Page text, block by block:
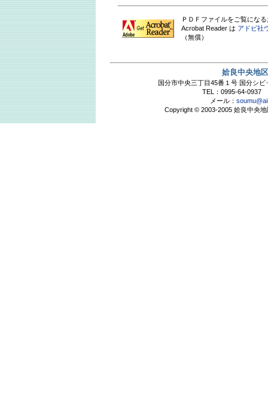
ＰＤＦファイルをご覧にな
Acrobat Reader は アドビ社
（無償）
姶良中央地
国分市中央三丁目45番１号 国分シ
TEL：0995-64-0937
メール：
Copyright © 2003-2005 姶良中央